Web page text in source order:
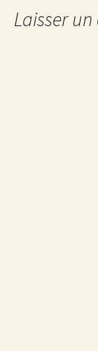
Laisser